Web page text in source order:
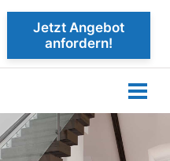
Jetzt Angebot
anfordern!